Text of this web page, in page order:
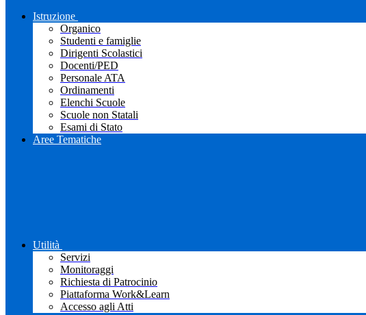
Istruzione
Organico
Studenti e famiglie
Dirigenti Scolastici
Docenti/PED
Personale ATA
Ordinamenti
Elenchi Scuole
Scuole non Statali
Esami di Stato
Aree Tematiche
Utilità
Servizi
Monitoraggi
Richiesta di Patrocinio
Piattaforma Work&Learn
Accesso agli Atti